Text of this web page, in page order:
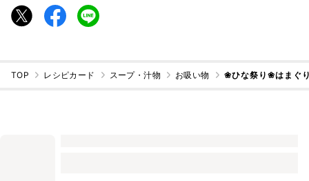
TOP レシピカード スープ・汁物 お吸い物 ❀ひな祭り❀はまぐ